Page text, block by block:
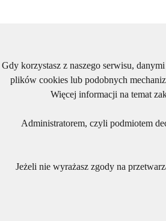
Gdy korzystasz z naszego serwisu,
plików cookies lub podobnych
Więcej informacji na temat
Administratorem, czyli podmiotem
Jeżeli nie wyrażasz zgody na